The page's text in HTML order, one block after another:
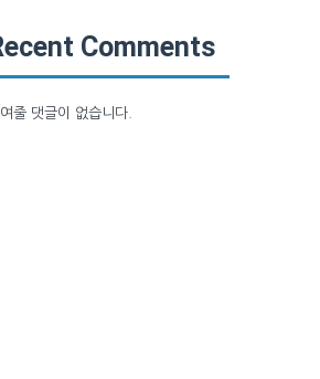
Comments
줄 댓글이 없습니다.